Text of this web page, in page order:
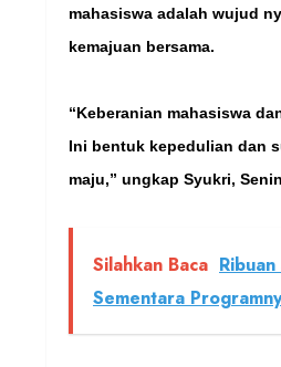
mahasiswa adalah wujud
kemajuan bersama.
“Keberanian mahasiswa
Ini bentuk kepedulian dan
maju,” ungkap Syukri,
Silahkan Baca
Sementara